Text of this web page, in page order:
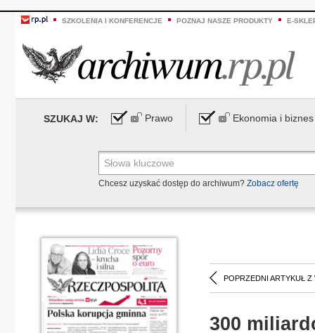
SZKOLENIA I KONFERENCJE POZNAJ NASZE PRODUKTY E-
SZUKAJ W: Prawo Ekonomia i biznes
Chcesz uzyskać dostęp do archiwum? Zobacz ofertę
POPRZEDNI ARTYKUŁ Z
300